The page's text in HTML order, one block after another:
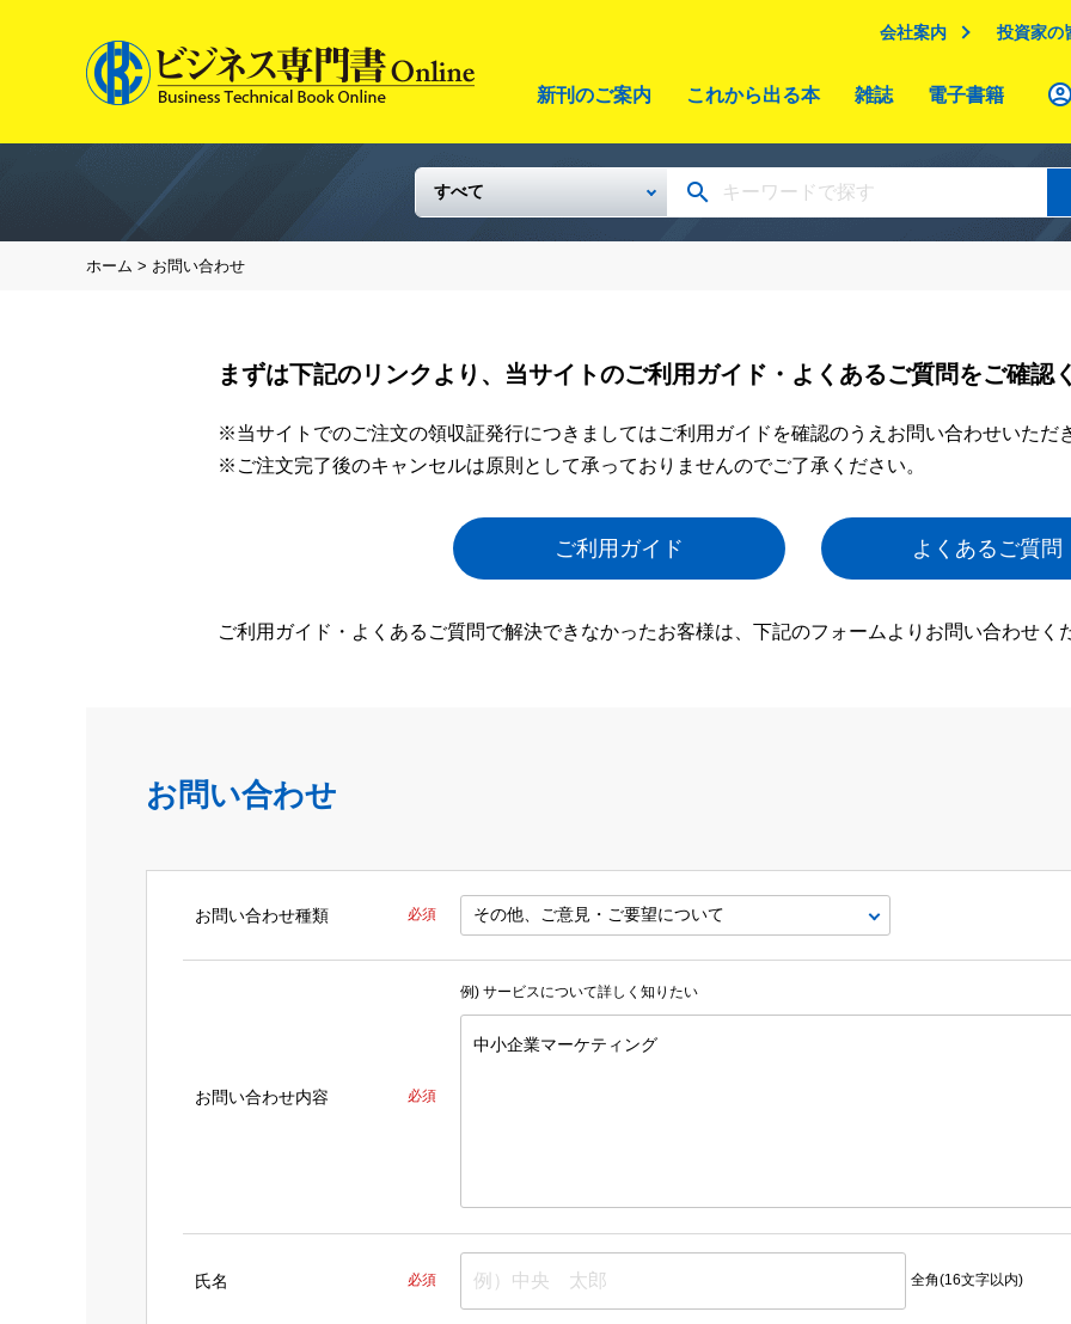
会社案内 投資家の
新刊のご案内 これから出る本 雑誌 電子書籍
ホーム > お問い合わせ
まずは下記のリンクより、当サイトのご利用ガイド・よくあるご質問をご確認
※当サイトでのご注文の領収証発行につきましてはご利用ガイドを確認のうえお問い合わせいただ
※ご注文完了後のキャンセルは原則として承っておりませんのでご了承ください。
ご利用ガイド よくあるご質問
ご利用ガイド・よくあるご質問で解決できなかったお客様は、下記のフォームよりお問い合わせく
お問い合わせ
お問い合わせ種類 必須
お問い合わせ内容 必須
例) サービスについて詳しく知りたい
氏名 必須 全角(16文字以内)